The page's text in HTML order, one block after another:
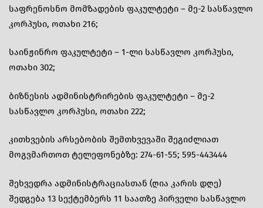
საფრენოსნო მომზადების ფაკულტეტი – მე-2 სასწავლო
კორპუსი, ოთახი 216;
საინჟინრო ფაკულტეტი – 1-ლი სასწავლო კორპუსი,
ოთახი 302;
ბიზნესის ადმინისტრირების ფაკულტეტი – მე-2
სასწავლო კორპუსი, ოთახი 222;
კითხვების არსებობის შემთხვევაში შეგიძლიათ
მოგვმართოთ ტელეფონებზე: 274-61-55; 595-443444
შეხვედრა ადმინისტრაციასთან (ღია კარის დღე)
შედგება 13 სექტემბერს 11 საათზე პირველი სასწავლო